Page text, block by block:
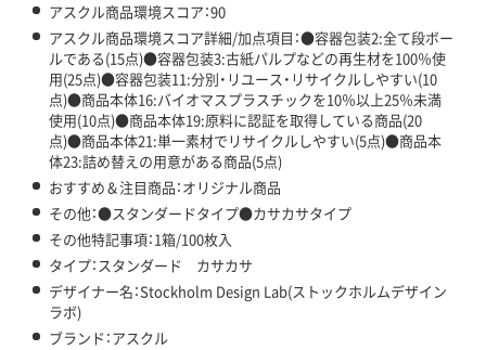
アスクル商品環境スコア：90
アスクル商品環境スコア詳細/加点項目：●容器包装2:全て段ボー
ルである(15点)●容器包装3:古紙パルプなどの再生材を100％使
用(25点)●容器包装11:分別・リユース・リサイクルしやすい(10
点)●商品本体16:バイオマスプラスチックを10％以上25％未満
使用(10点)●商品本体19:原料に認証を取得している商品(20
点)●商品本体21:単一素材でリサイクルしやすい(5点)●商品本
体23:詰め替えの用意がある商品(5点)
おすすめ＆注目商品：オリジナル商品
その他：●スタンダードタイプ●カサカサタイプ
その他特記事項：1箱/100枚入
タイプ：スタンダード カサカサ
デザイナー名：Stockholm Design Lab(ストックホルムデザイン
ラボ)
ブランド：アスクル